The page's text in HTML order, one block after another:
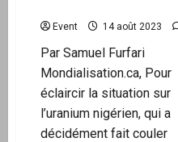
dénoncent
climatique
Event 14 août 2023
Par Samuel Furfari
Mondialisation.ca, Pour
éclaircir la situation sur
l’uranium nigérien, qui a
décidément fait couler